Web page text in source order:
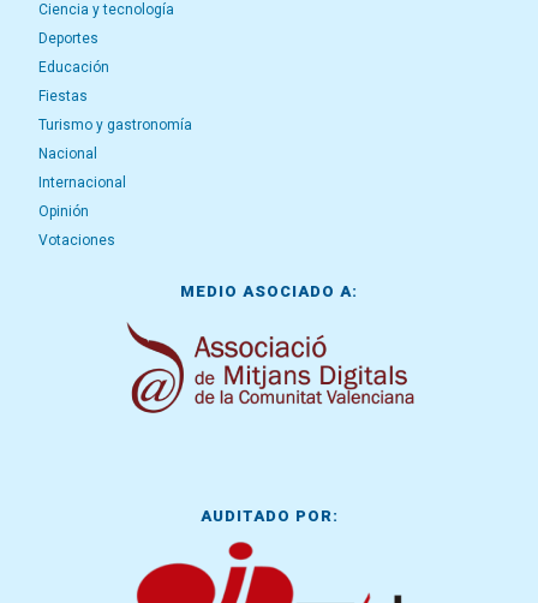
Ciencia y tecnología
Deportes
Educación
Fiestas
Turismo y gastronomía
Nacional
Internacional
Opinión
Votaciones
MEDIO ASOCIADO A:
AUDITADO POR: